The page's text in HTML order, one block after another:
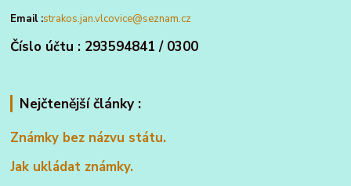
Email :strakos.jan.vlcovice@seznam.cz
Číslo účtu : 293594841 / 0300
Nejčtenější články :
Známky bez názvu státu.
Jak ukládat známky.